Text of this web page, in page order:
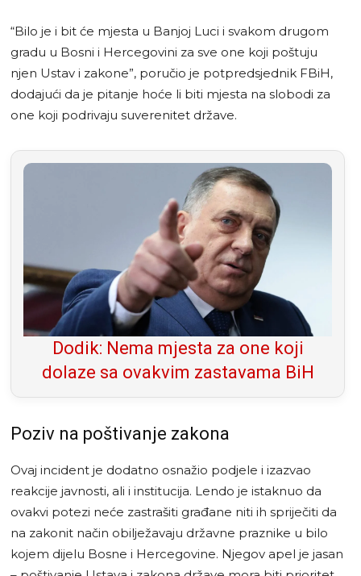
“Bilo je i bit će mjesta u Banjoj Luci i svakom drugom
gradu u Bosni i Hercegovini za sve one koji poštuju
njen Ustav i zakone”, poručio je potpredsjednik FBiH,
dodajući da je pitanje hoće li biti mjesta na slobodi za
one koji podrivaju suverenitet države.
Dodik: Nema mjesta za one koji
dolaze sa ovakvim zastavama BiH
Poziv na poštivanje zakona
Ovaj incident je dodatno osnažio podjele i izazvao
reakcije javnosti, ali i institucija. Lendo je istaknuo da
ovakvi potezi neće zastrašiti građane niti ih spriječiti da
na zakonit način obilježavaju državne praznike u bilo
kojem dijelu Bosne i Hercegovine. Njegov apel je jasan